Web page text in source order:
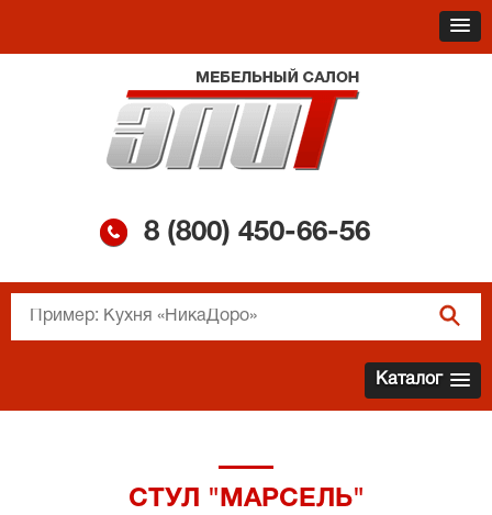
8 (800) 450-66-56
Каталог
СТУЛ "МАРСЕЛЬ"